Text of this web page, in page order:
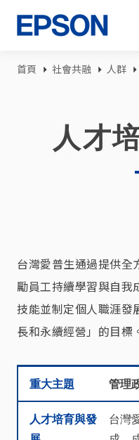
導航連結
首頁 社會共融 人群
人才
台灣愛普生通過提供全
勵員工持續學習與自我
技能並制定個人職涯發
長和永續經營」的目標
重大主題 管理
人才培育與發
台灣